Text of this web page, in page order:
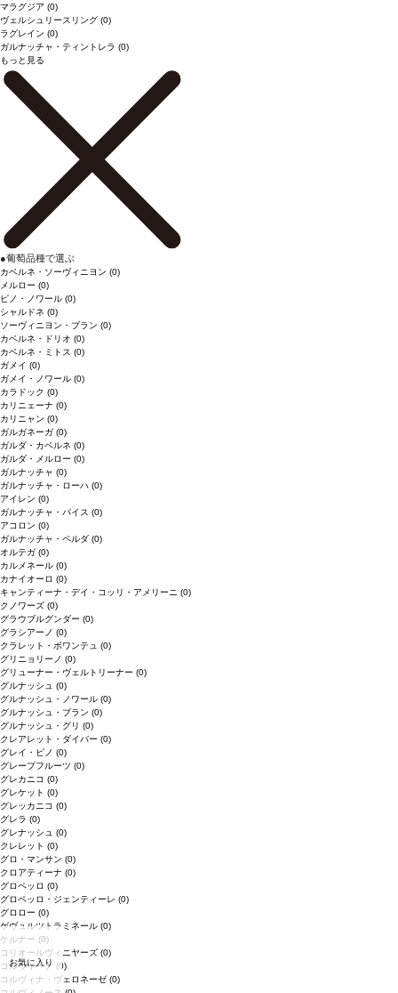
お気に入り
マラグジア (0)
ヴェルシュリースリング (0)
ラグレイン (0)
ガルナッチャ・ティントレラ (0)
もっと見る
●葡萄品種で選ぶ
カベルネ・ソーヴィニヨン (0)
メルロー (0)
ピノ・ノワール (0)
シャルドネ (0)
ソーヴィニヨン・ブラン (0)
カベルネ・ドリオ (0)
カベルネ・ミトス (0)
ガメイ (0)
ガメイ・ノワール (0)
カラドック (0)
カリニェーナ (0)
カリニャン (0)
ガルガネーガ (0)
ガルダ・カベルネ (0)
ガルダ・メルロー (0)
ガルナッチャ (0)
ガルナッチャ・ローハ (0)
アイレン (0)
ガルナッチャ・パイス (0)
アコロン (0)
ガルナッチャ・ペルダ (0)
オルテガ (0)
カルメネール (0)
カナイオーロ (0)
キャンティーナ・デイ・コッリ・アメリーニ (0)
クノワーズ (0)
グラウブルグンダー (0)
グラシアーノ (0)
クラレット・ボワンテュ (0)
グリニョリーノ (0)
グリューナー・ヴェルトリーナー (0)
グルナッシュ (0)
グルナッシュ・ノワール (0)
グルナッシュ・ブラン (0)
グルナッシュ・グリ (0)
クレアレット・ダイバー (0)
グレイ・ピノ (0)
グレープフルーツ (0)
グレカニコ (0)
グレケット (0)
グレッカニコ (0)
グレラ (0)
グレナッシュ (0)
クレレット (0)
グロ・マンサン (0)
クロアティーナ (0)
グロペッロ (0)
グロペッロ・ジェンティーレ (0)
グロロー (0)
ゲヴュルツトラミネール (0)
ケルナー (0)
コリオールヴィニヤーズ (0)
コルヴィーナ (0)
コルヴィナ・ヴェロネーゼ (0)